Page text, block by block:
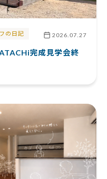
の日記 2026.07.27
完成見学会終